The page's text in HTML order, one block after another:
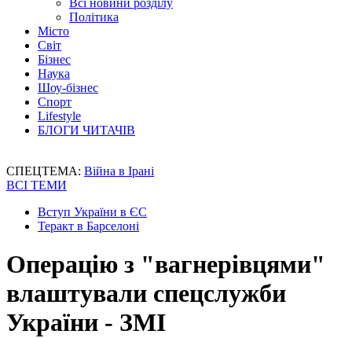
Всі новини розділу
Політика
Місто
Світ
Бізнес
Наука
Шоу-бізнес
Спорт
Lifestyle
БЛОГИ ЧИТАЧІВ
СПЕЦТЕМА: Війна в Ірані
ВСІ ТЕМИ
Вступ України в ЄС
Теракт в Барселоні
Операцію з "вагнерівцями"
влаштували спецслужби
України - ЗМІ